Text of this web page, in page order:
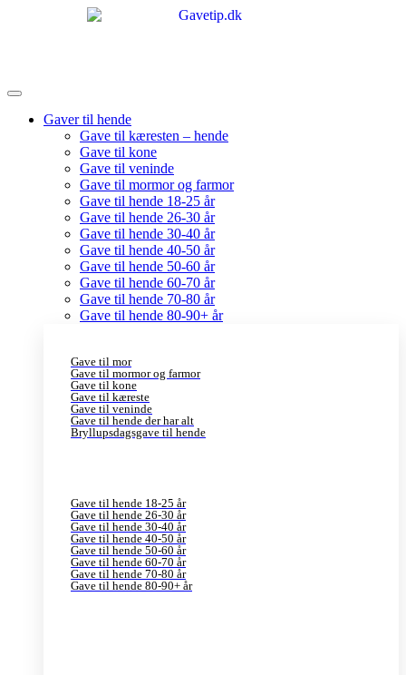
Gaver til hende
Gave til kæresten – hende
Gave til kone
Gave til veninde
Gave til mormor og farmor
Gave til hende 18-25 år
Gave til hende 26-30 år
Gave til hende 30-40 år
Gave til hende 40-50 år
Gave til hende 50-60 år
Gave til hende 60-70 år
Gave til hende 70-80 år
Gave til hende 80-90+ år
Gave til mor
Gave til mormor og farmor
Gave til kone
Gave til kæreste
Gave til veninde
Gave til hende der har alt
Bryllupsdagsgave til hende
Gave til hende 18-25 år
Gave til hende 26-30 år
Gave til hende 30-40 år
Gave til hende 40-50 år
Gave til hende 50-60 år
Gave til hende 60-70 år
Gave til hende 70-80 år
Gave til hende 80-90+ år